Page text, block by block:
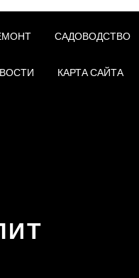
САДОВОДСТВО
КАРТА САЙТА